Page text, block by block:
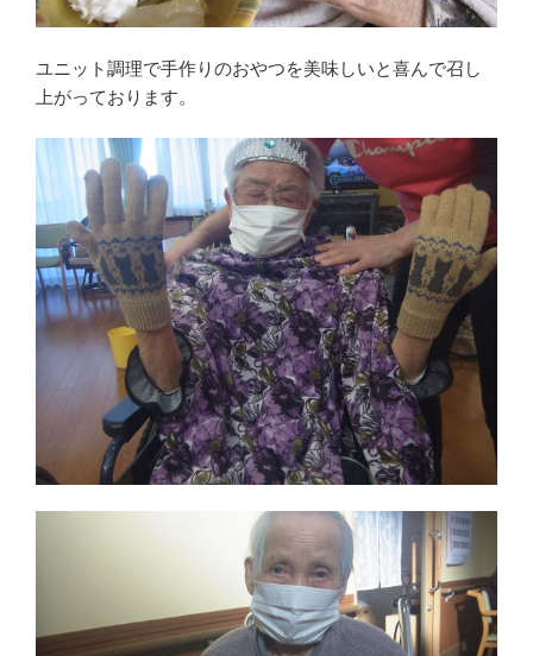
ユニット調理で手作りのおやつを美味しいと喜んで召し
上がっております。